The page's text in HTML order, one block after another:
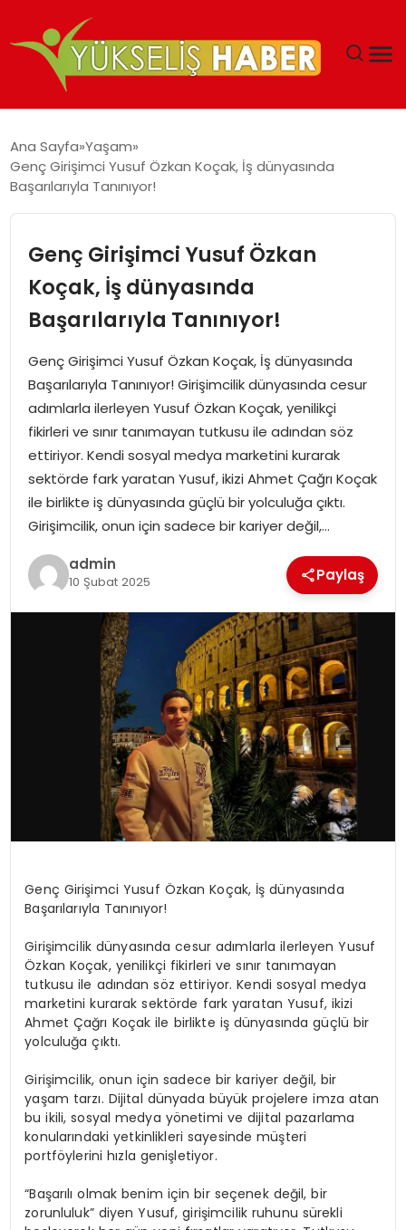
MALIYETLERINI AZALTIYOR’
Ana Sayfa Yaşam
Genç Girişimci Yusuf Özkan Koçak, İş dünyasında
Başarılarıyla Tanınıyor!
Genç Girişimci Yusuf Özkan
Koçak, İş dünyasında
Başarılarıyla Tanınıyor!
Genç Girişimci Yusuf Özkan Koçak, İş dünyasında
Başarılarıyla Tanınıyor! Girişimcilik dünyasında cesur
adımlarla ilerleyen Yusuf Özkan Koçak, yenilikçi
fikirleri ve sınır tanımayan tutkusu ile adından söz
ettiriyor. Kendi sosyal medya marketini kurarak
sektörde fark yaratan Yusuf, ikizi Ahmet Çağrı Koçak
ile birlikte iş dünyasında güçlü bir yolculuğa çıktı.
Girişimcilik, onun için sadece bir kariyer değil,…
admin
10 Şubat 2025 Paylaş
Genç Girişimci Yusuf Özkan Koçak, İş dünyasında
Başarılarıyla Tanınıyor!
Girişimcilik dünyasında cesur adımlarla ilerleyen Yusuf
Özkan Koçak, yenilikçi fikirleri ve sınır tanımayan
tutkusu ile adından söz ettiriyor. Kendi sosyal medya
marketini kurarak sektörde fark yaratan Yusuf, ikizi
Ahmet Çağrı Koçak ile birlikte iş dünyasında güçlü bir
yolculuğa çıktı.
Girişimcilik, onun için sadece bir kariyer değil, bir
yaşam tarzı. Dijital dünyada büyük projelere imza atan
bu ikili, sosyal medya yönetimi ve dijital pazarlama
konularındaki yetkinlikleri sayesinde müşteri
portföylerini hızla genişletiyor.
“Başarılı olmak benim için bir seçenek değil, bir
zorunluluk” diyen Yusuf, girişimcilik ruhunu sürekli